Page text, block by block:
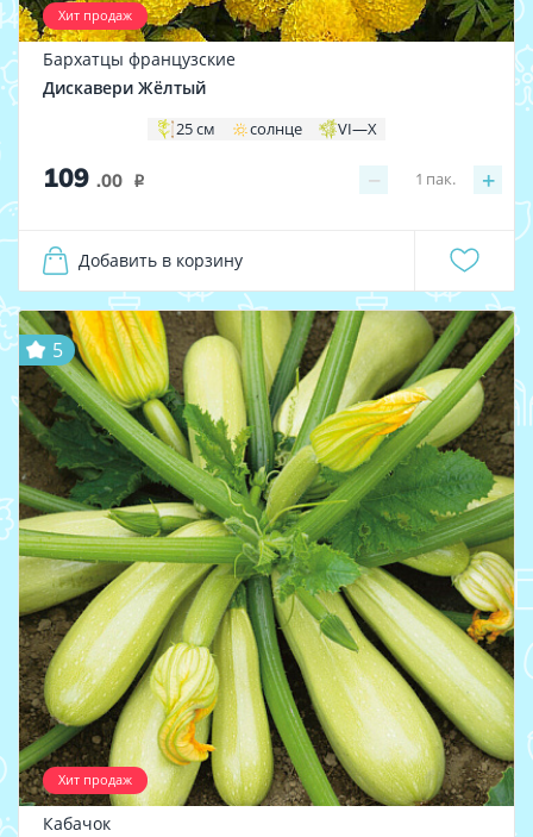
Хит продаж
Бархатцы французские
Дискавери Жёлтый
25 см солнце VI—X
109 .00 i − +
1 пак.
Добавить в корзину
Хит продаж
5
Кабачок